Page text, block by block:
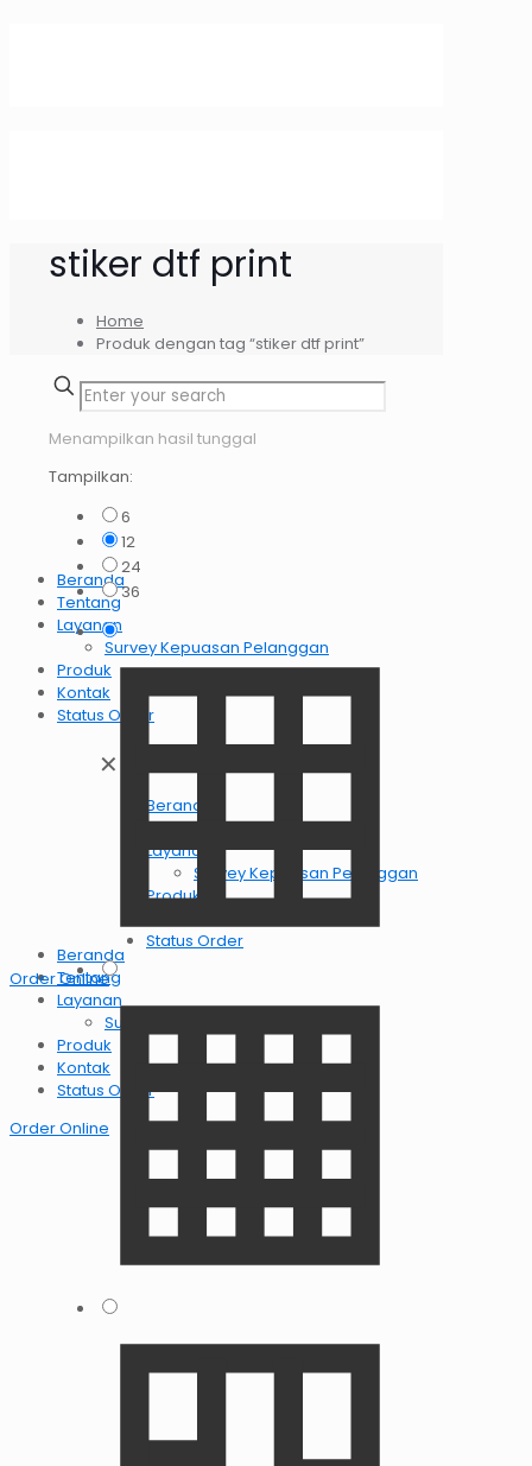
Beranda
Tentang
Layanan
Survey Kepuasan Pelanggan
Produk
Kontak
Status Order
Order Online
Beranda
Tentang
Layanan
Survey Kepuasan Pelanggan
Produk
Kontak
Status Order
✕
Beranda
Tentang
Layanan
Survey Kepuasan Pelanggan
Produk
Status Order
Order OnlIne
stiker dtf print
Home
Produk dengan tag “stiker dtf print”
Menampilkan hasil tunggal
Tampilkan:
6
12
24
36